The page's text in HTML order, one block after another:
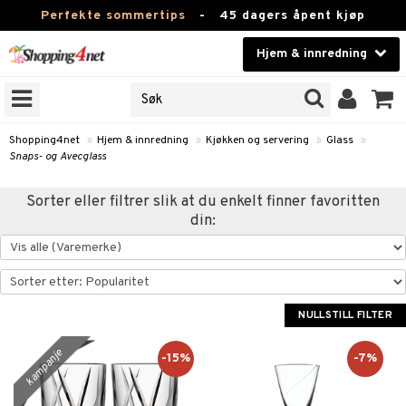
Perfekte sommertips - 45 dagers åpent kjøp
Hjem & innredning
Skjønnhet
Kontaktlinser
Apotek
Fitness
Hjem & innredning
Varemerker
Kampanjer
Shopping4net » Hjem & innredning » Kjøkken og servering » Glass »
Snaps- og Avecglass
Sorter eller filtrer slik at du enkelt finner favoritten
din:
NULLSTILL FILTER
kampanje -15% -7%
og lysestaker
duftspreder
servering